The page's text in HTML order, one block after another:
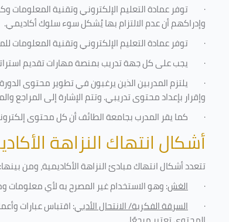
· توفر عمادة التعليم الإلكتروني وتقنية المعلومات
وإدراكهم أن عدم الالتزام بها يُشكل سوء سلوك أكاديمي.
· توفر عمادة التعليم الإلكتروني وتقنية المعلومات
· يجب على كل جهة تدريب بمنصة مهارات تقديم
· يلتزم المدربين الذين يرغبون في تطوير محتوى
وإقرار بإعداد محتوى تدريبي. وتتم الإشارة إلى المراجع
· كما يقر المدرب بجامعة الطائف أن كل محتوى
أشكال انتهاك النزاهة
تتعدد أشكال انتهاك مبادئ النزاهة الأكاديمية، ومن بينها:
· الغش: وهو الاستخدام غير المصرح به لأي معلومات
· السرقة الفكرية/ الانتحال الأدبي: اقتباس عبارات